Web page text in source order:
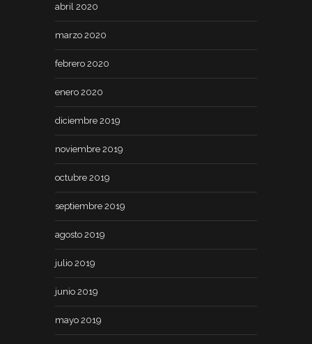
abril 2020
marzo 2020
febrero 2020
enero 2020
diciembre 2019
noviembre 2019
octubre 2019
septiembre 2019
agosto 2019
julio 2019
junio 2019
mayo 2019